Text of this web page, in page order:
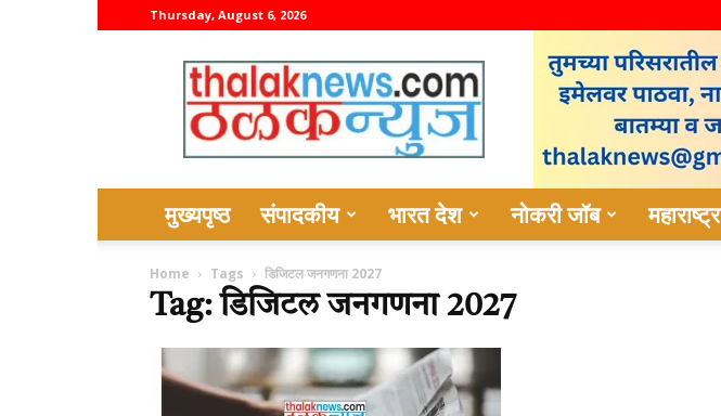
Thursday, August 6, 2026
thalaknews
मुख्यपृष्ठ संपादकीय भारत देश नोकरी जॉब महाराष्ट्र
Home Tags डिजिटल जनगणना 2027
Tag: डिजिटल जनगणना 2027